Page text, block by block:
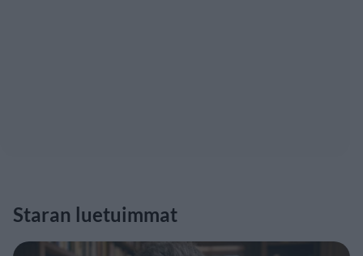
Staran luetuimmat